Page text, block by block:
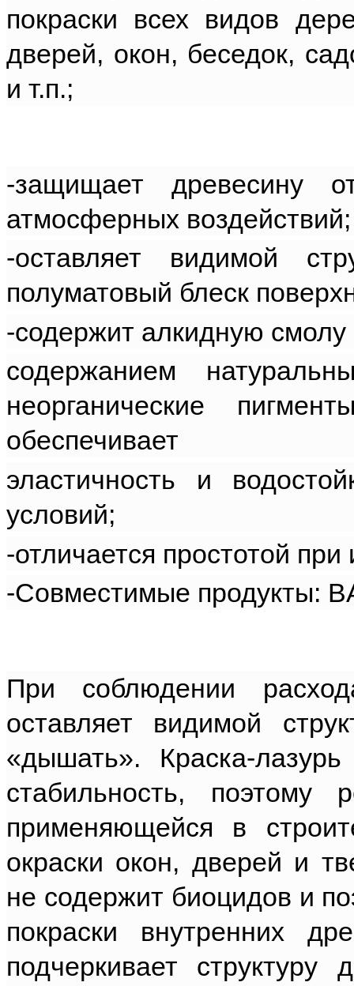
покраски всех видов
дверей, окон, беседок,
и т.п.;
-защищает древесину
атмосферных воздействий;
-оставляет видимой
полуматовый блеск
-содержит алкидную
содержанием
неорганические
обеспечивает
эластичность и
условий;
-отличается простотой
-Совместимые продукты:
При соблюдении
оставляет видимой
«дышать». Краска-
стабильность, поэтому
применяющейся в
окраски окон, дверей и
не содержит биоцидов и
покраски внутренних
подчеркивает